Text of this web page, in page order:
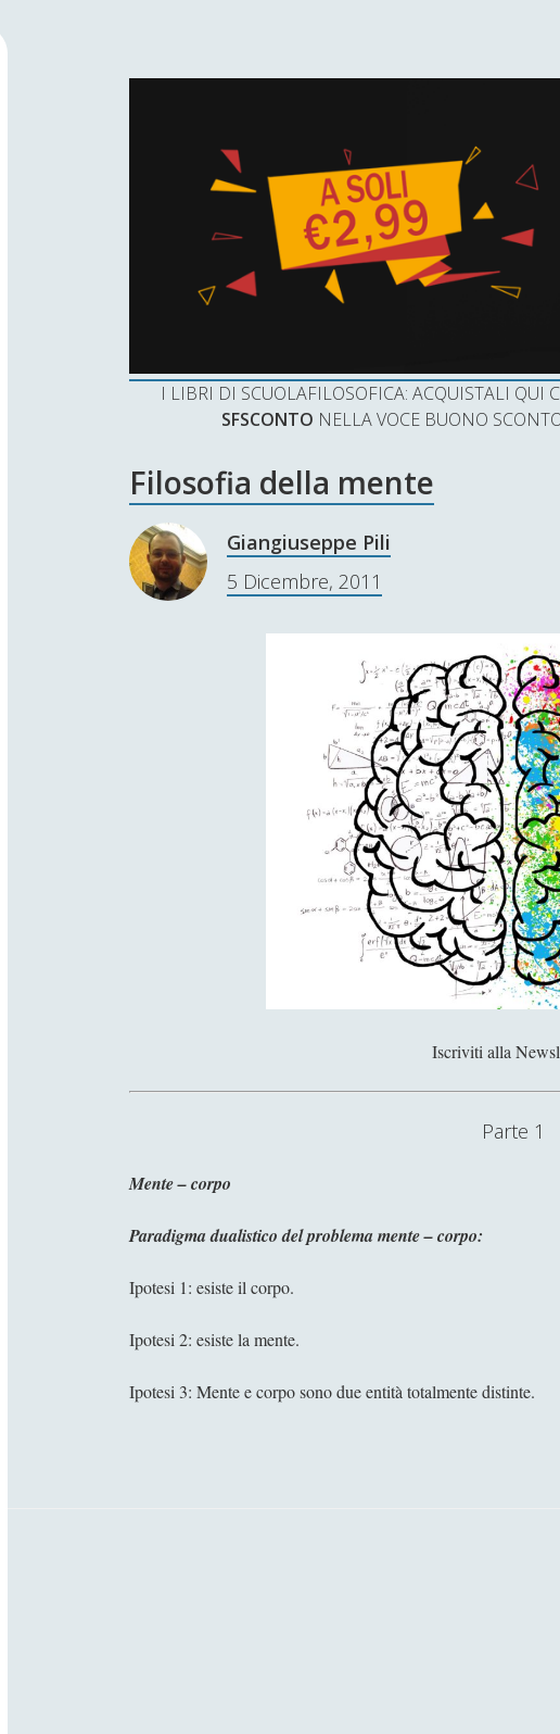
I LIBRI DI SCUOLAFILOSOFICA: ACQUISTALI
SFSCONTO NELLA VOCE BUONO
Filosofia della mente
Giangiuseppe Pili
5 Dicembre, 2011
Iscriviti alla
Parte 1
Mente – corpo
Paradigma dualistico del problema mente – corpo:
Ipotesi 1: esiste il corpo.
Ipotesi 2: esiste la mente.
Ipotesi 3: Mente e corpo sono due entità totalmente distinte.